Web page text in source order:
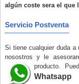
algún coste sera el que
Servicio Postventa
Si tiene cualquier duda a
nosostros y le
producto.
Whatsapp